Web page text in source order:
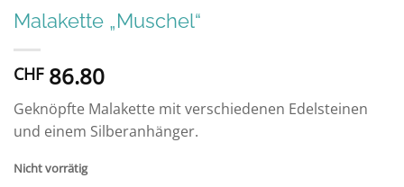
Malakette „Muschel“
CHF86.80
Geknöpfte Malakette mit verschiedenen Edelsteinen
und einem Silberanhänger.
Nicht vorrätig